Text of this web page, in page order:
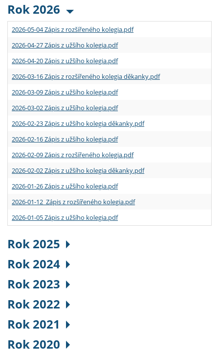
Rok 2026
2026-05-04 Zápis z rozšířeného kolegia.pdf
2026-04-27 Zápis z užšího kolegia.pdf
2026-04-20 Zápis z užšího kolegia.pdf
2026-03-16 Zápis z rozšířeného kolegia děkanky.pdf
2026-03-09 Zápis z užšího kolegia.pdf
2026-03-02 Zápis z užšího kolegia.pdf
2026-02-23 Zápis z užšího kolegia děkanky.pdf
2026-02-16 Zápis z užšího kolegia.pdf
2026-02-09 Zápis z rozšířeného kolegia.pdf
2026-02-02 Zápis z užšího kolegia děkanky.pdf
2026-01-26 Zápis z užšího kolegia.pdf
2026-01-12 Zápis z rozšířeného kolegia.pdf
2026-01-05 Zápis z užšího kolegia.pdf
Rok 2025
Rok 2024
Rok 2023
Rok 2022
Rok 2021
Rok 2020